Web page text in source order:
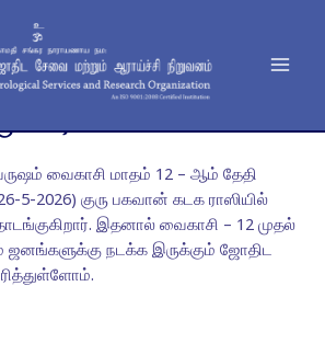
பெயர்ச்சி பலன்கள்
வைகாசி மாதம் 12 – ஆம் தேதி
5-2026) குரு பகவான் கடக ராஸியில்
இதனால் வைகாசி – 12 முதல்
ஜனங்களுக்கு நடக்க இருக்கும் ஜோதிட